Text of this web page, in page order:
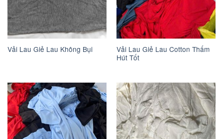
Vải Lau Giẻ Lau Không Bụi
Vải Lau Giẻ Lau Cotton Thấm
Hút Tốt